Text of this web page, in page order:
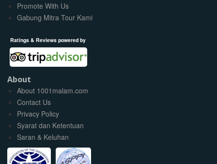
Promote With Us
Gabung Mitra Tour Kami
Ratings & Reviews powered by
About
About 1001malam.com
Contact Us
Privacy Policy
Syarat dan Ketentuan
Saran & Keluhan